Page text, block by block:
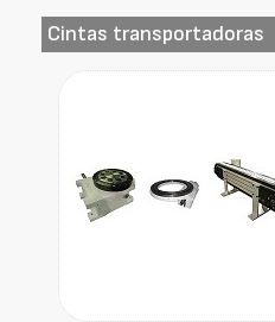
Cintas transportadoras